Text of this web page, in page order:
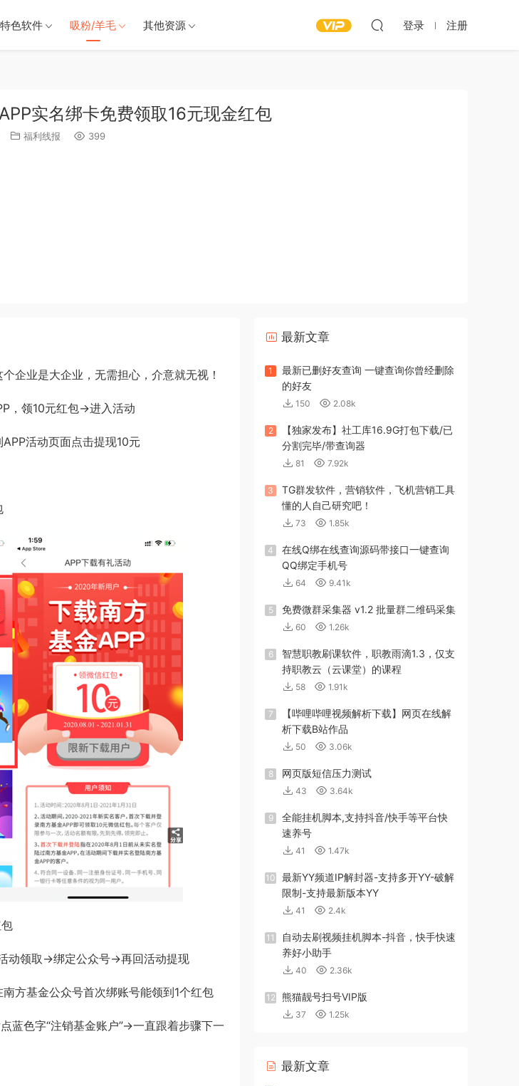
特色软件 吸粉/羊毛 其他资源 登录 注册
实名绑卡免费领取16元现金红包
福利线报 399
企业是大企业，无需担心，介意就无视！
，领10元红包->进入活动
活动页面点击提现10元
动领取->绑定公众号->再回活动提现
方基金公众号首次绑账号能领到1个红包
蓝色字“注销基金账户”->一直跟着步骤下一
最新文章
1
最新已删好友查询 一键查询你曾经删除
的好友
150 2.08k
2
【独家发布】社工库16.9G打包下载/已
分割完毕/带查询器
81 7.92k
3
TG群发软件，营销软件，飞机营销工具
懂的人自己研究吧！
73 1.85k
4
在线Q绑在线查询源码带接口一键查询
QQ绑定手机号
64 9.41k
5 免费微群采集器 v1.2 批量群二维码采集
60 1.26k
6
智慧职教刷课软件，职教雨滴1.3，仅支
持职教云（云课堂）的课程
58 1.91k
7
【哔哩哔哩视频解析下载】网页在线解
析下载B站作品
50 3.06k
8 网页版短信压力测试
43 3.64k
9
全能挂机脚本,支持抖音/快手等平台快
速养号
41 1.47k
10
最新YY频道IP解封器-支持多开YY-破解
限制-支持最新版本YY
41 2.4k
11
自动去刷视频挂机脚本-抖音，快手快速
养好小助手
40 2.36k
12 熊猫靓号扫号VIP版
37 1.25k
最新文章